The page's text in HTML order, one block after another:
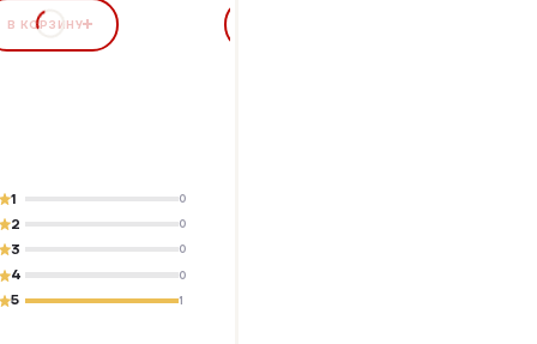
В КОРЗИНУ
1 0
2 0
3 0
4 0
5 1